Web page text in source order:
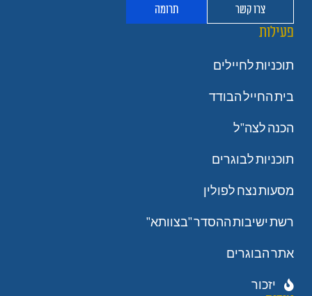
צרו קשר תרומה
פעילות
תוכניות לחיילים
בית החייל הבודד
הכנה לצה"ל
תוכניות לבוגרים
מסעות נצח לפולין
רשת ישיבות ההסדר "בצוותא"
אתר הבוגרים
יזכור